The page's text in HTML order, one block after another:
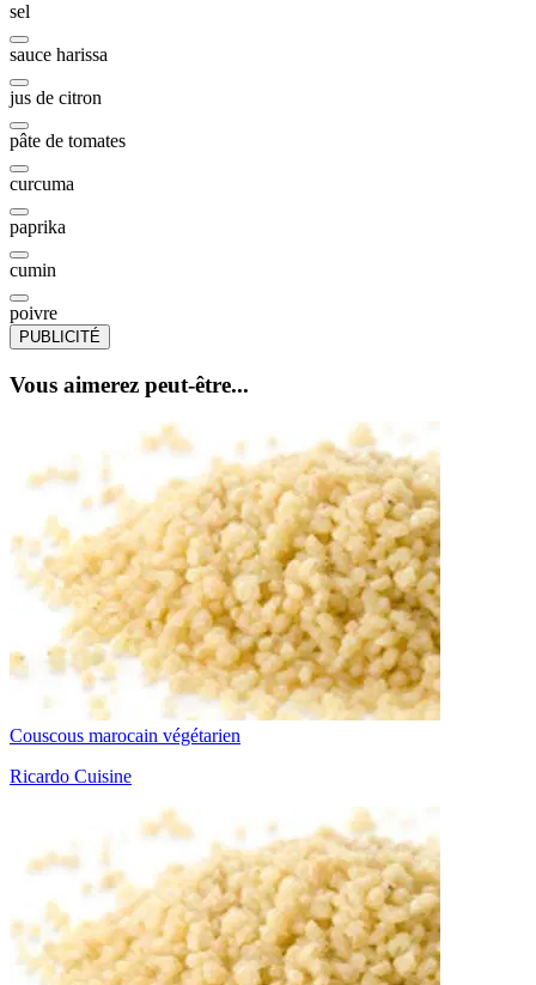
sel
sauce harissa
jus de citron
pâte de tomates
curcuma
paprika
cumin
poivre
PUBLICITÉ
Vous aimerez peut-être...
Couscous marocain végétarien
Ricardo Cuisine